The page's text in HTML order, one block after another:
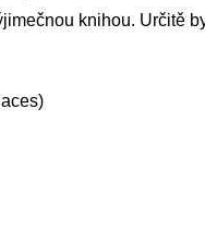
knihou. Určitě